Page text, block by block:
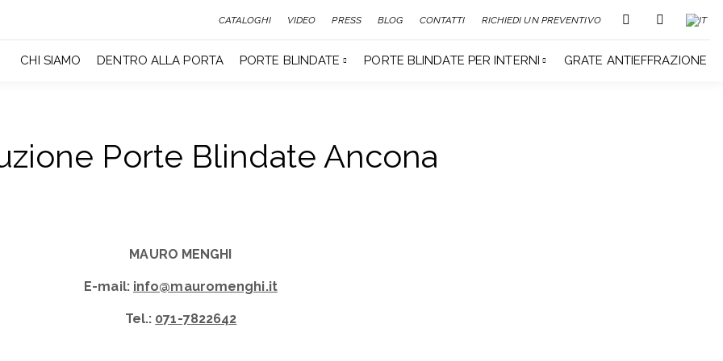
CATALOGHI VIDEO PRESS BLOG CONTATTI RICHIEDI UN PREVENTIVO
CHI SIAMO DENTRO ALLA PORTA PORTE BLINDATE PORTE BLINDATE PER INTERNI GRATE ANTIEFFRAZIONE
Porte Blindate Ancona
MAURO MENGHI
E-mail: info@mauromenghi.it
Tel.: 071-7822642